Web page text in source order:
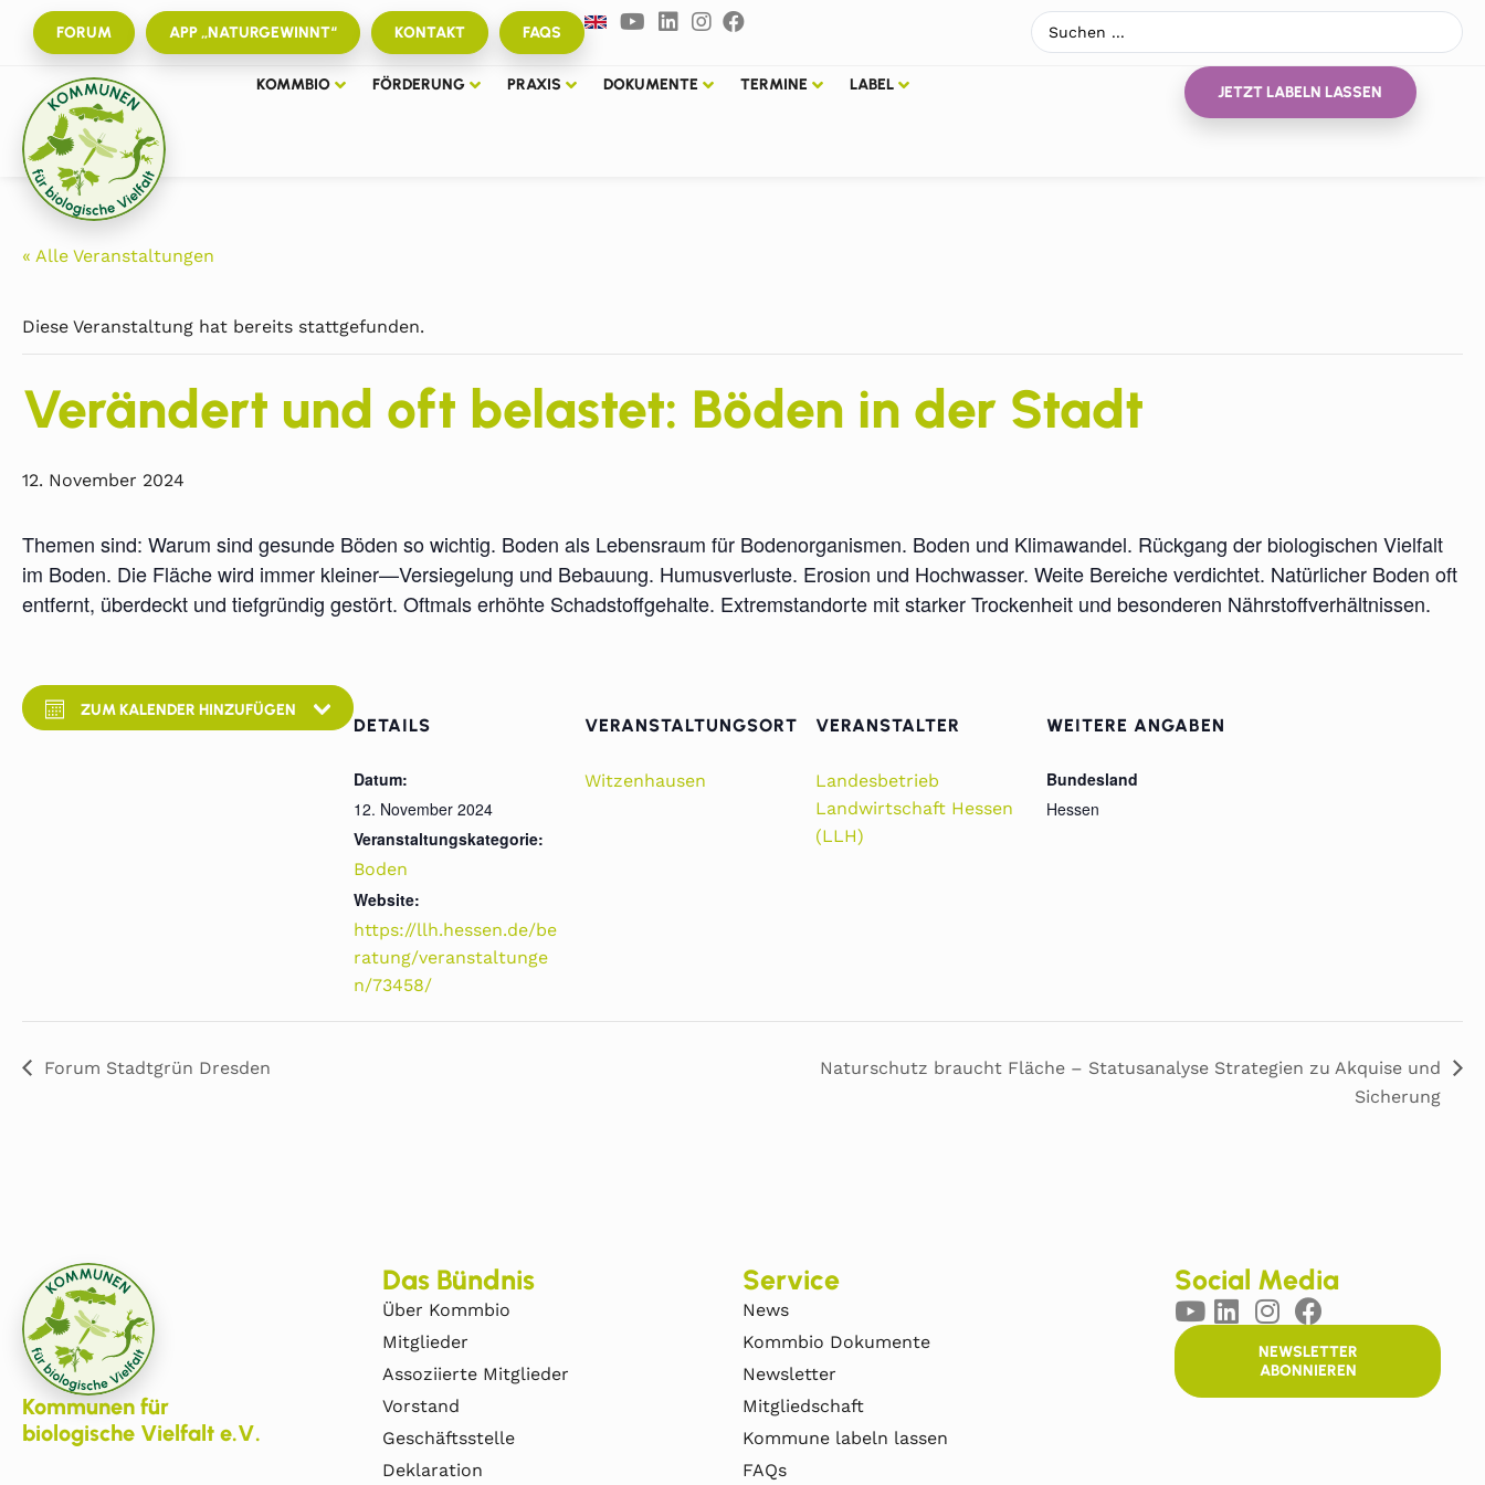
FORUM APP „NATURGEWINNT“ KONTAKT FAQS
KOMMBIO FÖRDERUNG PRAXIS DOKUMENTE TERMINE LABEL JETZT LABELN LASSEN
« Alle Veranstaltungen
Diese Veranstaltung hat bereits stattgefunden.
Verändert und oft belastet: Böden in der Stadt
12. November 2024
Themen sind: Warum sind gesunde Böden so wichtig. Boden als Lebensraum für Bodenorganismen. Boden und Klimawandel. Rückgang der biologischen Vielfalt
im Boden. Die Fläche wird immer kleiner—Versiegelung und Bebauung. Humusverluste. Erosion und Hochwasser. Weite Bereiche verdichtet. Natürlicher Boden oft
entfernt, überdeckt und tiefgründig gestört. Oftmals erhöhte Schadstoffgehalte. Extremstandorte mit starker Trockenheit und besonderen Nährstoffverhältnissen.
ZUM KALENDER HINZUFÜGEN
DETAILS
Datum:
12. November 2024
Veranstaltungskategorie:
Boden
Website:
https://llh.hessen.de/be
ratung/veranstaltunge
n/73458/
VERANSTALTUNGSORT
Witzenhausen
VERANSTALTER
Landesbetrieb
Landwirtschaft Hessen
(LLH)
WEITERE ANGABEN
Bundesland
Hessen
Forum Stadtgrün Dresden
Naturschutz braucht Fläche – Statusanalyse Strategien zu Akquise und
Sicherung
Kommunen für
biologische Vielfalt e.V.
Das Bündnis
Über Kommbio
Mitglieder
Assoziierte Mitglieder
Vorstand
Geschäftsstelle
Deklaration
Service
News
Kommbio Dokumente
Newsletter
Mitgliedschaft
Kommune labeln lassen
FAQs
Social Media
NEWSLETTER
ABONNIEREN